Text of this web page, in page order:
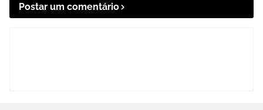
Postar um comentário